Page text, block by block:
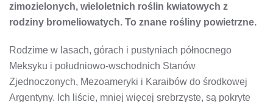
zimozielonych, wieloletnich roślin kwiatowych z
rodziny bromeliowatych. To znane rośliny powietrzne.
Rodzime w lasach, górach i pustyniach północnego
Meksyku i południowo-wschodnich Stanów
Zjednoczonych, Mezoameryki i Karaibów do środkowej
Argentyny. Ich liście, mniej więcej srebrzyste, są pokryte